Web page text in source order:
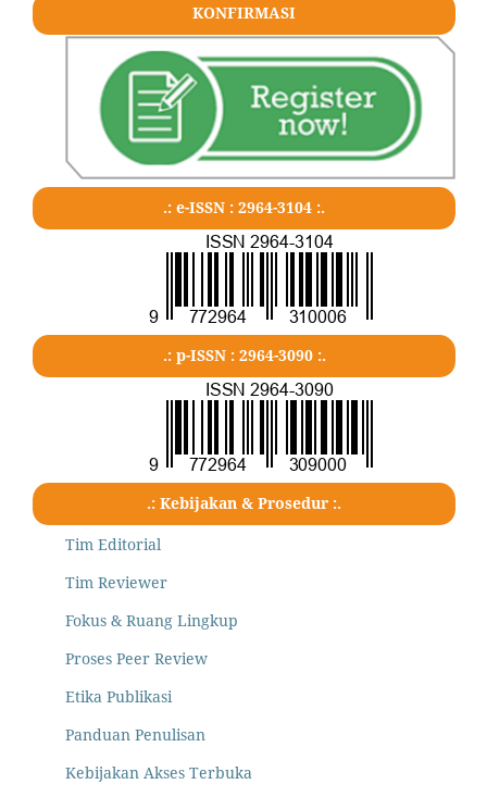
KONFIRMASI
.: e-ISSN : 2964-3104 :.
.: p-ISSN : 2964-3090 :.
.: Kebijakan & Prosedur :.
Tim Editorial
Tim Reviewer
Fokus & Ruang Lingkup
Proses Peer Review
Etika Publikasi
Panduan Penulisan
Kebijakan Akses Terbuka